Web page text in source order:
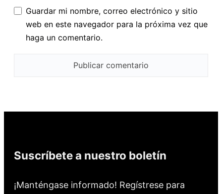
Guardar mi nombre, correo electrónico y sitio
web en este navegador para la próxima vez que
haga un comentario.
Suscríbete a nuestro boletín
¡Manténgase informado! Regístrese para